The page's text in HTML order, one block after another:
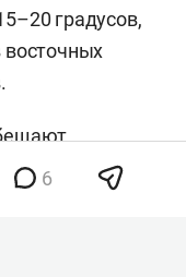
градусов,
и днем местами
гроза и
6